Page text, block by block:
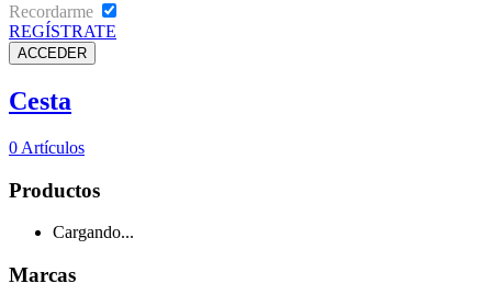
Recordarme
REGÍSTRATE
Cesta
0 Artículos
Productos
Cargando...
Marcas